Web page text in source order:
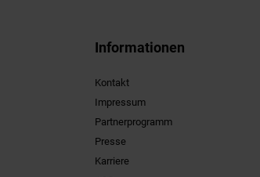
Informationen
Kontakt
Impressum
Partnerprogramm
Presse
Karriere